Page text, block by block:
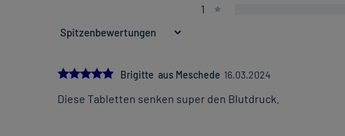
1
5.0
Brigitte aus Meschede 16.03.2024
Diese Tabletten senken super den Blutdruck.